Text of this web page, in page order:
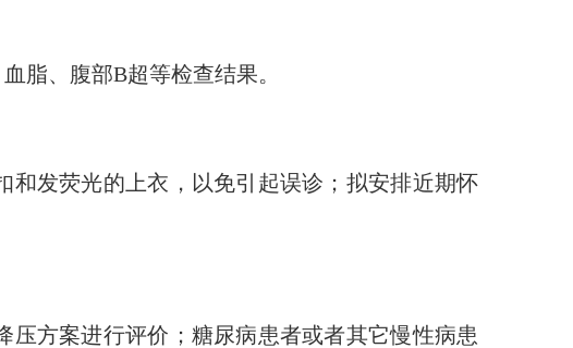
脂、腹部B超等检查结果。
发荧光的上衣，以免引起误诊；拟安排近期怀
方案进行评价；糖尿病患者或者其它慢性病患